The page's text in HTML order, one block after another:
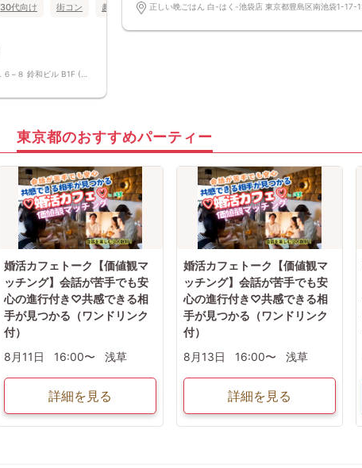
30代向け 街コン 趣味コン 東京都 池袋
九州黒太鼓 池袋店 東京都豊島区南池袋２丁目１６−８ 鈴和ビル B1F (オフィスが近い店舗で、入り口が印象的なビル。)
東京都のおすすめパーティー
婚活カフェトーク【価値観マ
ッチング】会話が苦手でも安
心の進行付き♡共感できる相
手が見つかる（ワンドリンク
付）
8月11日
16:00〜 浅草
詳細を見る
婚活カフェトーク【価値観マ
ッチング】会話が苦手でも安
心の進行付き♡共感できる相
手が見つかる（ワンドリンク
付）
8月13日
16:00〜 浅草
詳細を見る